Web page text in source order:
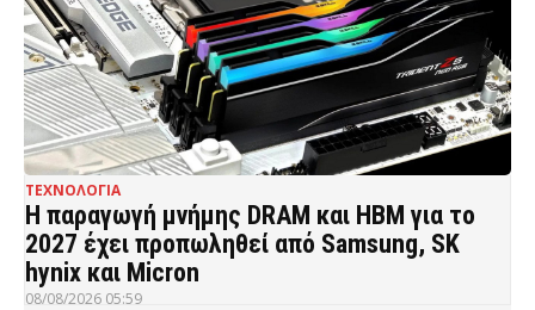
ΤΕΧΝΟΛΟΓΙΑ
Η παραγωγή μνήμης DRAM και HBM για το
2027 έχει προπωληθεί από Samsung, SK
hynix και Micron
08/08/2026 05:59